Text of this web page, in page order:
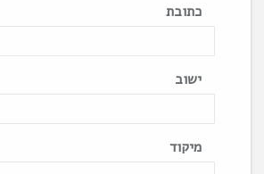
כתובת
ישוב
מיקוד